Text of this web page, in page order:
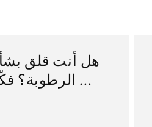
هل أنت قلق
الرطوبة؟ فكّر في أجهزة ...